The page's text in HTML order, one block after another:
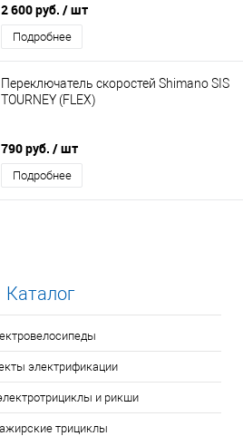
2 600 руб. / шт
Подробнее
Переключатель скоростей Shimano SIS
TOURNEY (FLEX)
790 руб. / шт
Подробнее
Каталог
электрификации
и рикши
трициклы